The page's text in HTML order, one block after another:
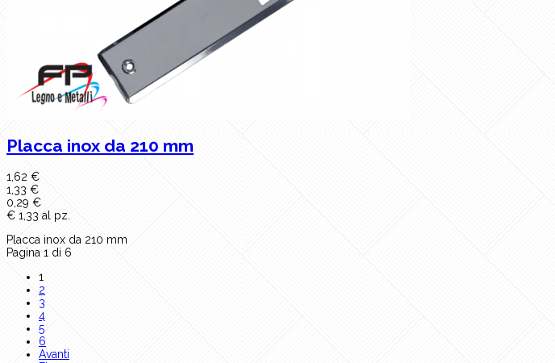
Placca inox da 210 mm
1,62 €
1,33 €
0,29 €
€ 1,33 al pz.
Placca inox da 210 mm
Pagina 1 di 6
1
2
3
4
5
6
Avanti